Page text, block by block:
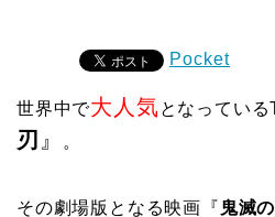
Pocket
世界中で大人気 となっている
刃 』 。
その劇場版となる映画 『 鬼滅